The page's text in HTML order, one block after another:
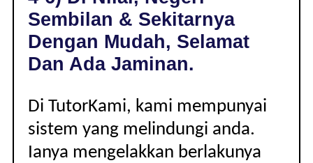
(TAHUN
4-
6)
Sembilan & Sekitarnya
Dengan Mudah, Selamat
Dan Ada Jaminan.
Di TutorKami, kami mempunyai
sistem yang melindungi anda.
Ianya mengelakkan berlakunya